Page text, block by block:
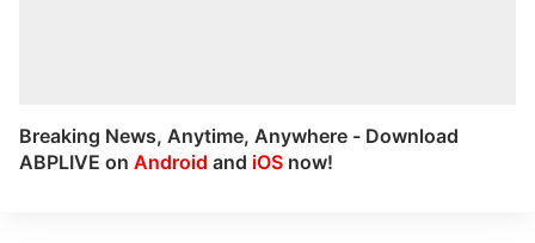
Breaking News, Anytime, Anywhere - Download
ABPLIVE on Android and iOS now!